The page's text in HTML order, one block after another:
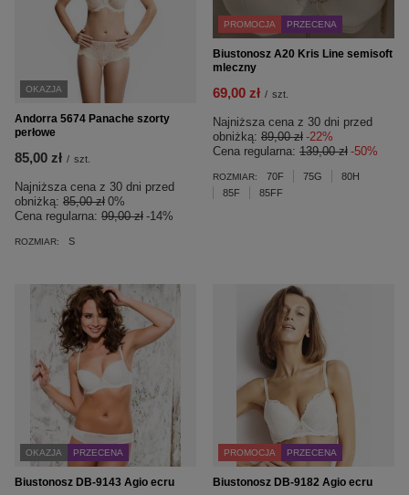
OKAZJA
Andorra 5674 Panache szorty
perłowe
85,00 zł / szt.
Najniższa cena z 30 dni przed
obniżką: 85,00 zł 0%
Cena regularna: 99,00 zł -14%
ROZMIAR: S
PROMOCJA PRZECENA
Biustonosz A20 Kris Line semisoft
mleczny
69,00 zł / szt.
Najniższa cena z 30 dni przed
obniżką: 89,00 zł -22%
Cena regularna: 139,00 zł -50%
ROZMIAR: 70F 75G
80H
85F
85FF
OKAZJA PRZECENA
Biustonosz DB-9143 Agio ecru
PROMOCJA PRZECENA
Biustonosz DB-9182 Agio ecru